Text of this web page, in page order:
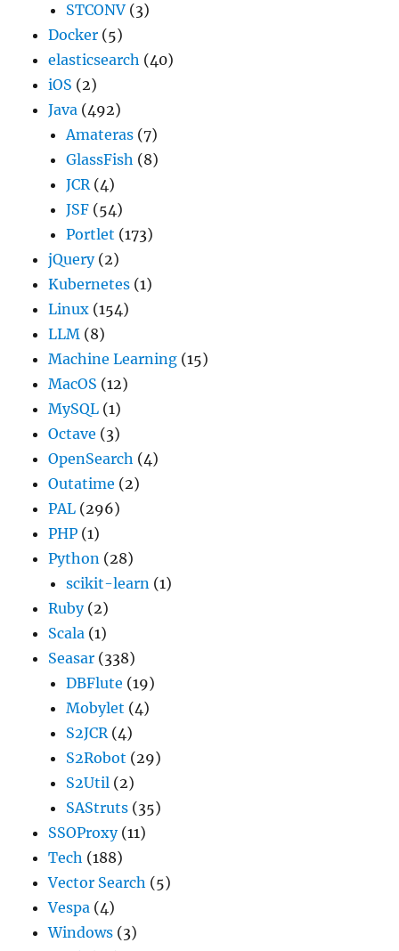
STCONV (3)
Docker (5)
elasticsearch (40)
iOS (2)
Java (492)
Amateras (7)
GlassFish (8)
JCR(4)
JSF (54)
Portlet (173)
jQuery(2)
Kubernetes (1)
Linux (154)
LLM (8)
Machine Learning (15)
MacOS (12)
MySQL (1)
Octave (3)
OpenSearch (4)
Outatime (2)
PAL (296)
PHP (1)
Python (28)
scikit-learn (1)
Ruby(2)
Scala (1)
Seasar (338)
DBFlute (19)
Mobylet (4)
S2JCR(4)
S2Robot (29)
S2Util (2)
SAStruts (35)
SSOProxy(11)
Tech (188)
Vector Search (5)
Vespa (4)
Windows (3)